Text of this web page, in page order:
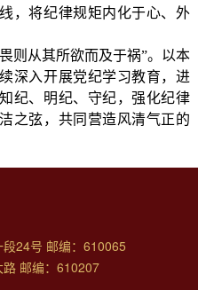
，将纪律规矩内化于心、外
则从其所欲而及于祸”。以本
深入开展党纪学习教育，进
纪、明纪、守纪，强化纪律
之弦，共同营造风清气正的
段24号 邮编：610065
路 邮编：610207